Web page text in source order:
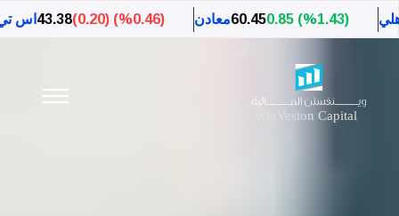
60.45معادن (%0.46) (0.20)
43.38اس تي سي (%0.88) (0.45)